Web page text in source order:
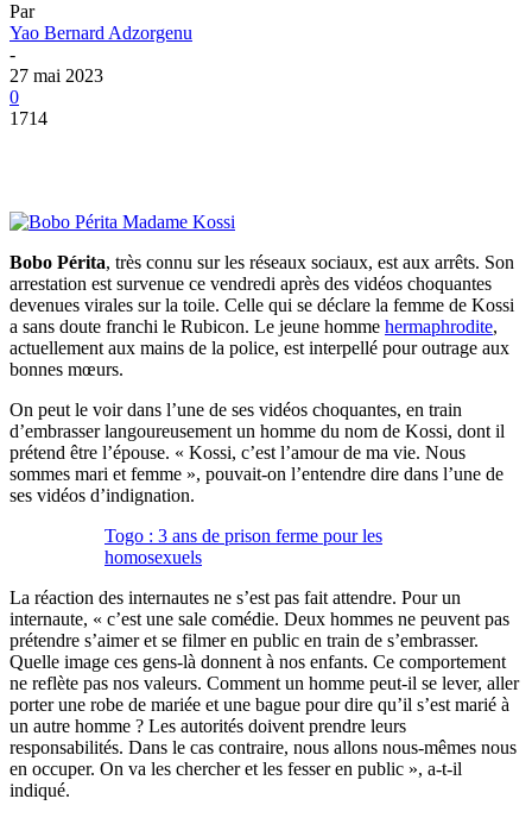
Par
Yao Bernard Adzorgenu
-
27 mai 2023
0
1714
Bobo Périta, très connu sur les réseaux sociaux, est aux arrêts. Son
arrestation est survenue ce vendredi après des vidéos choquantes
devenues virales sur la toile. Celle qui se déclare la femme de Kossi
a sans doute franchi le Rubicon. Le jeune homme hermaphrodite,
actuellement aux mains de la police, est interpellé pour outrage aux
bonnes mœurs.
On peut le voir dans l’une de ses vidéos choquantes, en train
d’embrasser langoureusement un homme du nom de Kossi, dont il
prétend être l’épouse. « Kossi, c’est l’amour de ma vie. Nous
sommes mari et femme », pouvait-on l’entendre dire dans l’une de
ses vidéos d’indignation.
Togo : 3 ans de prison ferme pour les
homosexuels
La réaction des internautes ne s’est pas fait attendre. Pour un
internaute, « c’est une sale comédie. Deux hommes ne peuvent pas
prétendre s’aimer et se filmer en public en train de s’embrasser.
Quelle image ces gens-là donnent à nos enfants. Ce comportement
ne reflète pas nos valeurs. Comment un homme peut-il se lever, aller
porter une robe de mariée et une bague pour dire qu’il s’est marié à
un autre homme ? Les autorités doivent prendre leurs
responsabilités. Dans le cas contraire, nous allons nous-mêmes nous
en occuper. On va les chercher et les fesser en public », a-t-il
indiqué.